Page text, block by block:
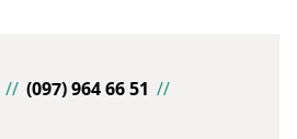
// (097) 964 66 51 //